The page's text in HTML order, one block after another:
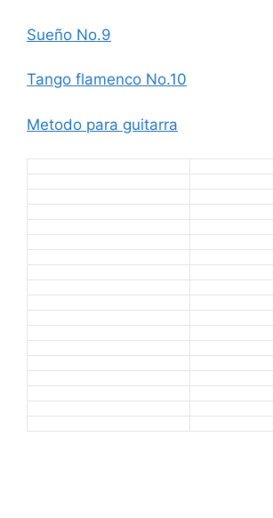
Sueño No.9
Tango flamenco No.10
Metodo para guitarra